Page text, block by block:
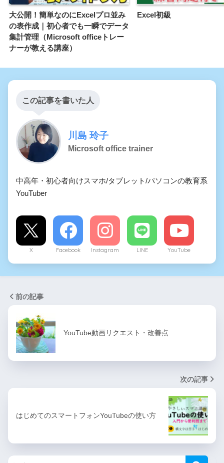
大公開！簡単なのにExcelプロ並み
の表作成｜初心者でも一瞬でデータ
集計管理（Microsoft officeトレー
ナーが教える講座）
Excel初級
この記事を書いた人
川島 玲子
Microsoft office trainer
中高年・初心者向けスマホ/タブレット/パソコンの教育系
YouTuber
X Facebook Instagram LINE YouTube
前の記事
YouTube動画リクエスト・改善点
次の記事
はじめてのスマートフォンYouTubeの使い方